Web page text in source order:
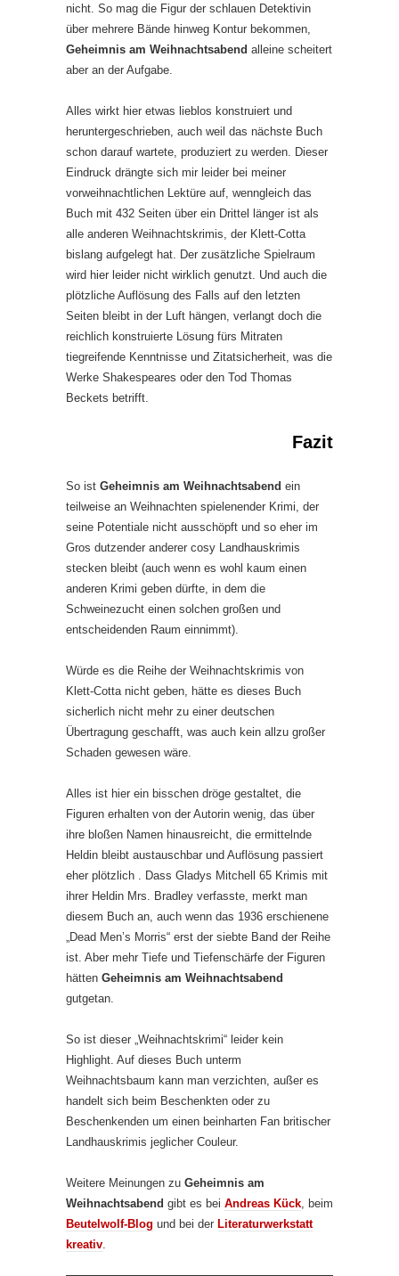
nicht. So mag die Figur der schlauen Detektivin
über mehrere Bände hinweg Kontur bekommen,
Geheimnis am Weihnachtsabend alleine scheitert
aber an der Aufgabe.
Alles wirkt hier etwas lieblos konstruiert und
heruntergeschrieben, auch weil das nächste Buch
schon darauf wartete, produziert zu werden. Dieser
Eindruck drängte sich mir leider bei meiner
vorweihnachtlichen Lektüre auf, wenngleich das
Buch mit 432 Seiten über ein Drittel länger ist als
alle anderen Weihnachtskrimis, der Klett-Cotta
bislang aufgelegt hat. Der zusätzliche Spielraum
wird hier leider nicht wirklich genutzt. Und auch die
plötzliche Auflösung des Falls auf den letzten
Seiten bleibt in der Luft hängen, verlangt doch die
reichlich konstruierte Lösung fürs Mitraten
tiegreifende Kenntnisse und Zitatsicherheit, was die
Werke Shakespeares oder den Tod Thomas
Beckets betrifft.
Fazit
So ist Geheimnis am Weihnachtsabend ein
teilweise an Weihnachten spielenender Krimi, der
seine Potentiale nicht ausschöpft und so eher im
Gros dutzender anderer cosy Landhauskrimis
stecken bleibt (auch wenn es wohl kaum einen
anderen Krimi geben dürfte, in dem die
Schweinezucht einen solchen großen und
entscheidenden Raum einnimmt).
Würde es die Reihe der Weihnachtskrimis von
Klett-Cotta nicht geben, hätte es dieses Buch
sicherlich nicht mehr zu einer deutschen
Übertragung geschafft, was auch kein allzu großer
Schaden gewesen wäre.
Alles ist hier ein bisschen dröge gestaltet, die
Figuren erhalten von der Autorin wenig, das über
ihre bloßen Namen hinausreicht, die ermittelnde
Heldin bleibt austauschbar und Auflösung passiert
eher plötzlich . Dass Gladys Mitchell 65 Krimis mit
ihrer Heldin Mrs. Bradley verfasste, merkt man
diesem Buch an, auch wenn das 1936 erschienene
„Dead Men’s Morris“ erst der siebte Band der Reihe
ist. Aber mehr Tiefe und Tiefenschärfe der Figuren
hätten Geheimnis am Weihnachtsabend
gutgetan.
So ist dieser „Weihnachtskrimi“ leider kein
Highlight. Auf dieses Buch unterm
Weihnachtsbaum kann man verzichten, außer es
handelt sich beim Beschenkten oder zu
Beschenkenden um einen beinharten Fan britischer
Landhauskrimis jeglicher Couleur.
Weitere Meinungen zu Geheimnis am
Weihnachtsabend gibt es bei Andreas Kück , beim
Beutelwolf-Blog und bei der Literaturwerkstatt
kreativ